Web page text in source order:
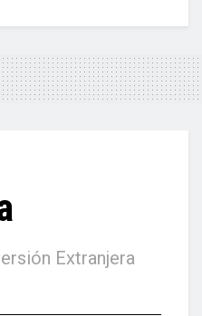
Extranjera